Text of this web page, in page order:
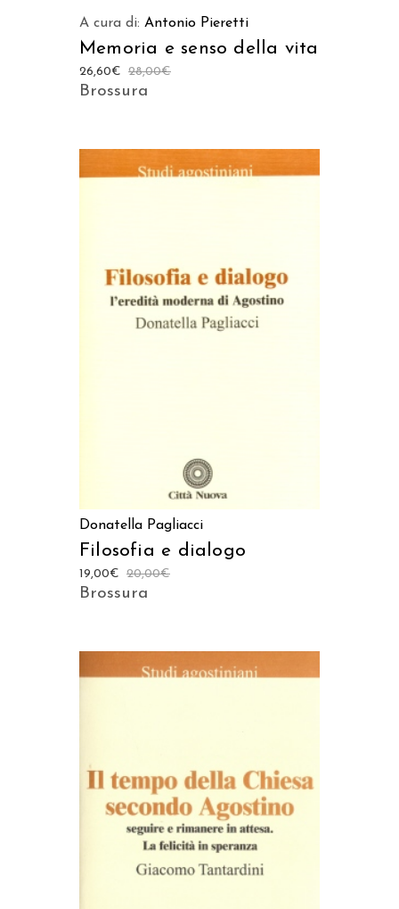
A cura di: Antonio Pieretti
Memoria e senso della vita
28,00€
26,60€
Brossura
AGGIUNGI AL CARRELLO
Donatella Pagliacci
Filosofia e dialogo
20,00€
19,00€
Brossura
AGGIUNGI AL CARRELLO